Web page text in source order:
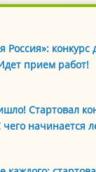
Россия»: конкурс
прием работ!
Стартовал
начинается